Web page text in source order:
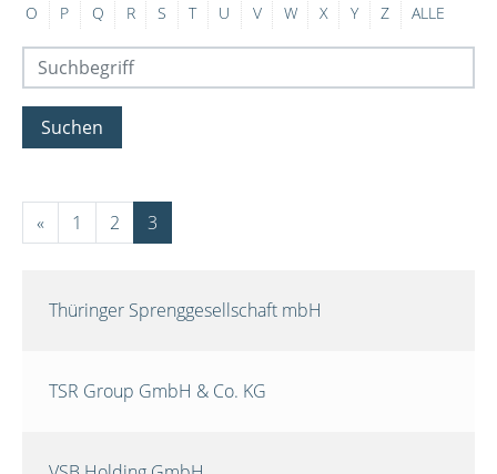
O
P Q R S T U V W X Y Z ALLE
Suchen
« 1 2 3
Thüringer Sprenggesellschaft mbH
TSR Group GmbH & Co. KG